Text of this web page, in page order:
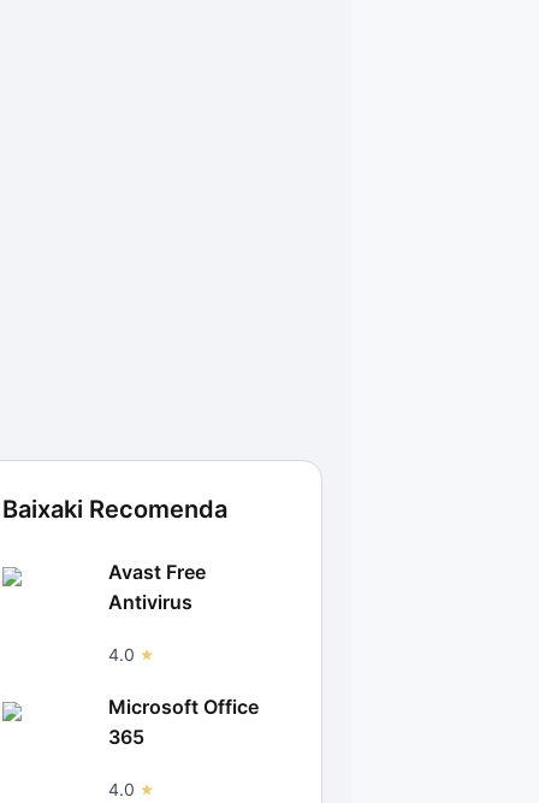
Baixaki Recomenda
Avast Free
Antivirus
4.0
Microsoft Office
365
4.0